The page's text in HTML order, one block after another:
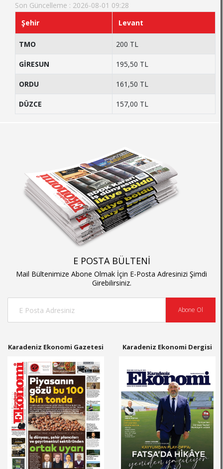
Son Güncelleme : 2026-08-01 09:28
Şehir
Levant
TMO 200 TL
GİRESUN 195,50 TL
ORDU 161,50 TL
DÜZCE 157,00 TL
E POSTA BÜLTENİ
Mail Bültenimize Abone Olmak İçin E-Posta Adresinizi Şimdi
Girebilirsiniz.
Abone Ol
Karadeniz Ekonomi Gazetesi Karadeniz Ekonomi Dergisi